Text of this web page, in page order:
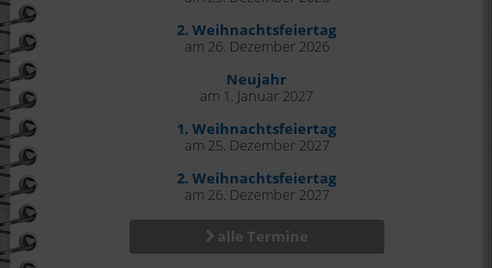
2. Weihnachtsfeiertag
am 26. Dezember 2026
Neujahr
am 1. Januar 2027
1. Weihnachtsfeiertag
am 25. Dezember 2027
2. Weihnachtsfeiertag
am 26. Dezember 2027
alle Termine